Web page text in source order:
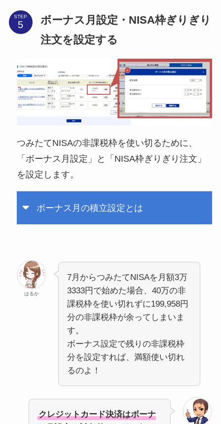
STEP
ボーナス月設定・NISA枠ぎりぎり
注文を設定する
つみたてNISAの非課税枠を使い切るために、
「ボーナス月設定」と「NISA枠ぎりぎり注文」
を設定します。
ボーナス月の積立設定とは
はるか
7月からつみたてNISAを月額3万
3333円で始めた場合、40万の非
課税枠を使い切れずに199,958円
分の非課税枠が余ってしまいま
す。
ボーナス設定で残りの非課税枠
分を設定すれば、満額使い切れ
るのよ！
クレジットカード決済はボーナ